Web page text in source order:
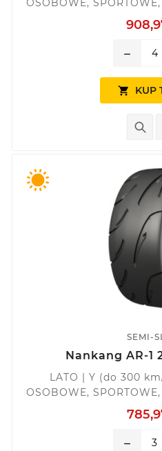
OSOBOWE,
remove
 KUP
SEMI-
Nankang AR-1
LATO | Y (do 300
OSOBOWE,
remove